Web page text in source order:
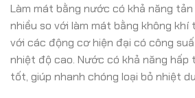
Làm mát bằng nước có khả năng
nhiều so với làm mát bằng không
với các động cơ hiện đại có công
nhiệt độ cao. Nước có khả năng
tốt, giúp nhanh chóng loại bỏ nhiệt